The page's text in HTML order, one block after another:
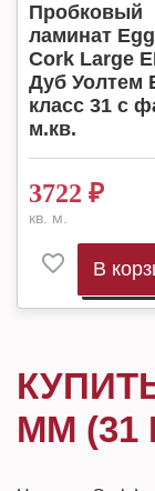
Пробковый
ламинат
Cork Large
Дуб Уолтем
класс 31 с
м.кв.
3722 ₽
кв. м.
В
MM